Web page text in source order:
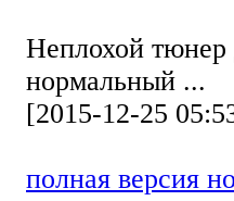
Неплохой
нормальный ...
[2015-12-25
полная версия